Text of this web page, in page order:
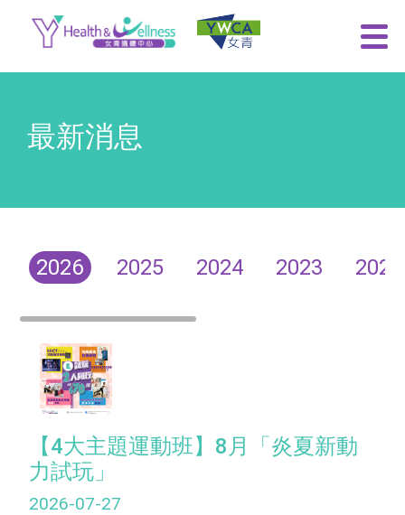
最新消息
2026 2025 2024 2023 2022
【4大主題運動班】8月「炎夏新動
力試玩」
2026-07-27